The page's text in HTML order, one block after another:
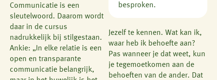
Communicatie is een
sleutelwoord. Daarom wordt
daar in de cursus
nadrukkelijk bij stilgestaan.
Ankie: „In elke relatie is een
open en transparante
communicatie belangrijk,
besproken.
Jezelf te kennen. Wat kan ik,
waar heb ik behoefte aan?
Pas wanneer je dat weet, kun
je tegemoetkomen aan de
behoeften van de ander. Dat